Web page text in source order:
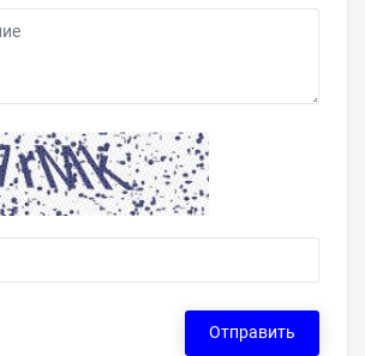
Отправить